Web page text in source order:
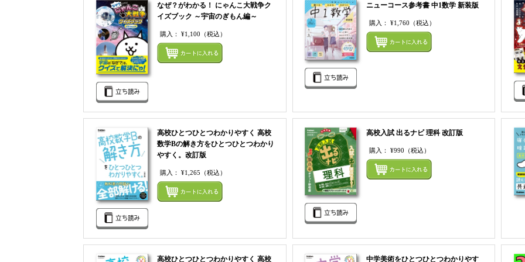
なぜ？がわかる！ にゃんこ大戦争ク
イズブック ～宇宙のぎもん編～
購入： ¥1,100 （税込）
まとめてカートにいれる
ニューコース参考書 中1数学 新装版
購入： ¥1,760 （税込）
まと
高校ひとつひとつわかりやすく 高校
数学Bの解き方をひとつひとつわかり
やすく。改訂版
購入： ¥1,265 （税込）
まとめてカートにいれる
高校入試 出るナビ 理科 改訂版
購入： ¥990 （税込）
まと
高校ひとつひとつわかりやすく 高校 中学美術をひとつひとつわかりやす